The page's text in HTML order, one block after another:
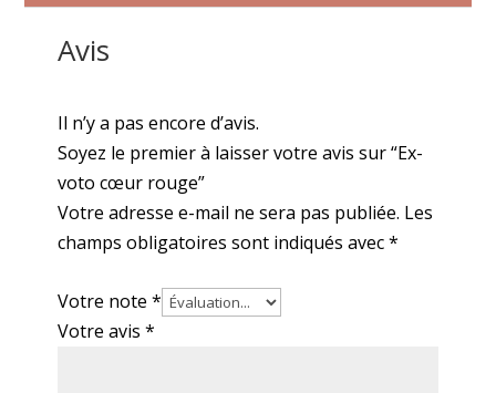
Avis
Il n’y a pas encore d’avis.
Soyez le premier à laisser votre avis sur “Ex-
voto cœur rouge”
Votre adresse e-mail ne sera pas publiée. Les
champs obligatoires sont indiqués avec*
Votre note*
Votre avis*